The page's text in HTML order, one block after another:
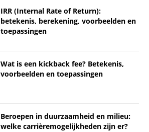
IRR (Internal Rate of Return):
betekenis, berekening, voorbeelden en
toepassingen
Wat is een kickback fee? Betekenis,
voorbeelden en toepassingen
Beroepen in duurzaamheid en milieu:
welke carrièremogelijkheden zijn er?